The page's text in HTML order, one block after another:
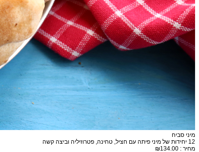
מיני סביח
12 יחידות של מיני פיתה עם חציל, טחינה, פטרוזיליה וביצה קשה
מחיר : ₪134.00